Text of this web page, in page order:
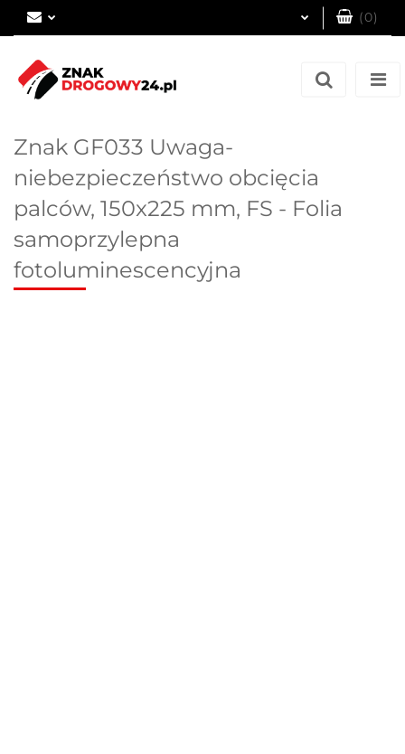
(0)
Znak GF033 Uwaga-
niebezpieczeństwo obcięcia
palców, 150x225 mm, FS - Folia
samoprzylepna
fotoluminescencyjna